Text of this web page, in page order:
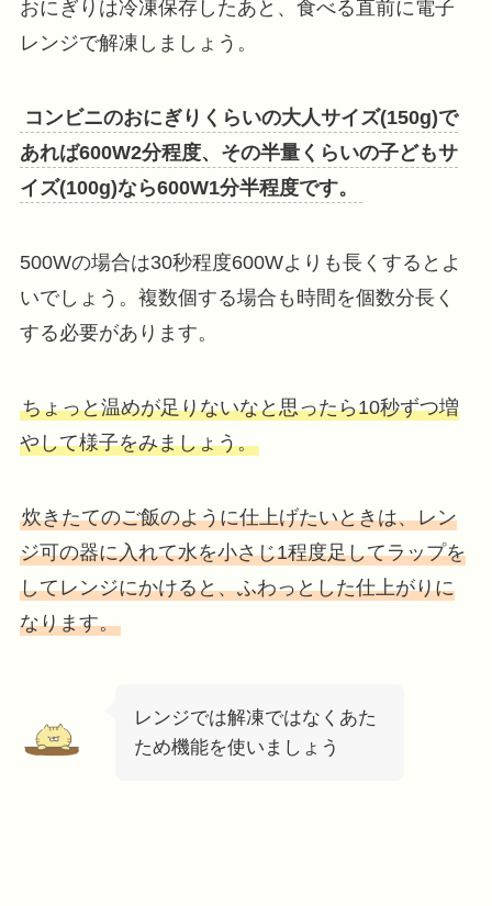
おにぎりは冷凍保存したあと、食べる直前に電子
レンジで解凍しましょう。
コンビニのおにぎりくらいの大人サイズ(150g)で
あれば600W2分程度、その半量くらいの子どもサ
イズ(100g)なら600W1分半程度です。
500Wの場合は30秒程度600Wよりも長くするとよ
いでしょう。複数個する場合も時間を個数分長く
する必要があります。
ちょっと温めが足りないなと思ったら10秒ずつ増
やして様子をみましょう。
炊きたてのご飯のように仕上げたいときは、レン
ジ可の器に入れて水を小さじ1程度足してラップを
してレンジにかけると、ふわっとした仕上がりに
なります。
レンジでは解凍ではなくあた
ため機能を使いましょう